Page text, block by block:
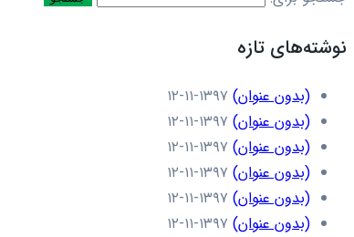
نوشته‌های تازه
(بدون عنوان) ۱۳۹۷-۱۱-۱۲
(بدون عنوان) ۱۳۹۷-۱۱-۱۲
(بدون عنوان) ۱۳۹۷-۱۱-۱۲
(بدون عنوان) ۱۳۹۷-۱۱-۱۲
(بدون عنوان) ۱۳۹۷-۱۱-۱۲
(بدون عنوان) ۱۳۹۷-۱۱-۱۲